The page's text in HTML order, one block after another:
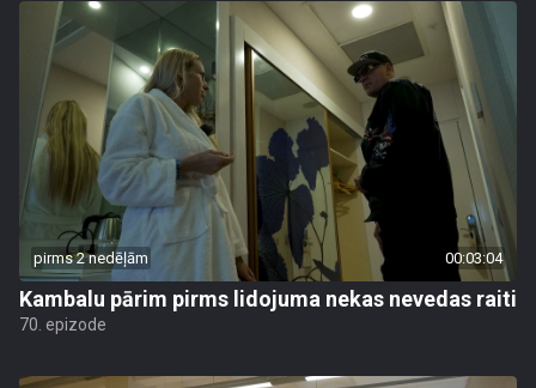
pirms 2 nedēļām 00:03:04
Kambalu pārim pirms lidojuma nekas nevedas raiti
70. epizode